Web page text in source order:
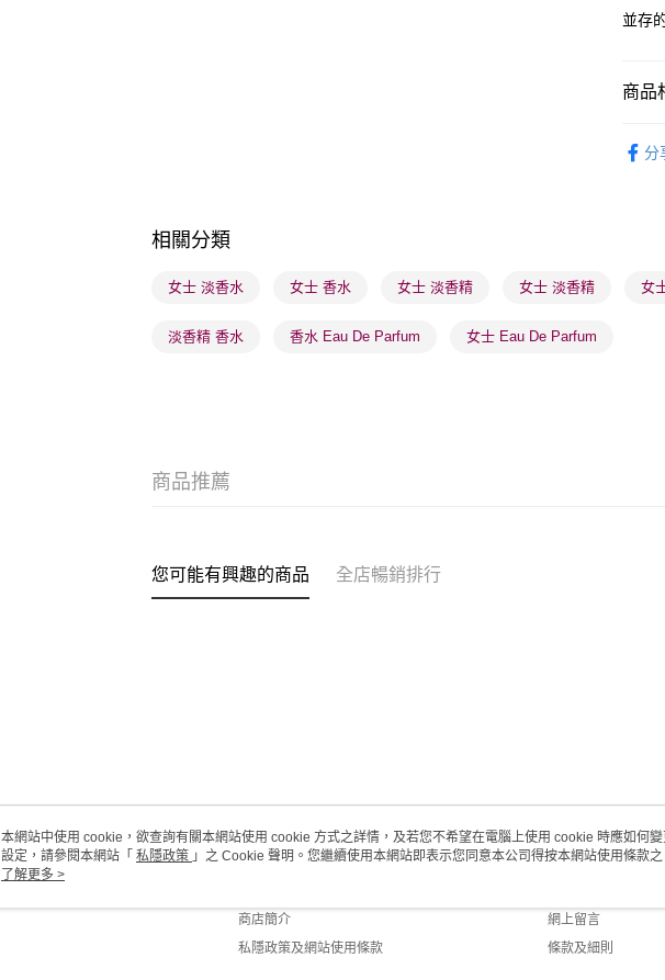
順豐
並存
商品
分
相關分類
女士 淡香水 女士 香水 女士 淡香精 女士 淡香精 女
淡香精 香水 香水 Eau De Parfum 女士 Eau De Parfum
商品推薦
您可能有興趣的商品 全店暢銷排行
關於我們
商店簡介
私隱政策及網站使用條款
客戶服務
網上留言
條款及細則
本網站中使用 cookie，欲查詢有關本網站使用 cookie 方式之詳情，及若您不希望在電腦上使用 cookie 時應如何
設定，請參閱本網站「 私隱政策 」之 Cookie 聲明。您繼續使用本網站即表示您同意本公司得按本網站使用條款
用 cookie。
了解更多 >